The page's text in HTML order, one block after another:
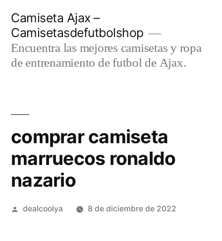
contenido
Camiseta Ajax –
Camisetasdefutbolshop
Encuentra las mejores camisetas y ropa
de entrenamiento de futbol de Ajax.
comprar camiseta
marruecos ronaldo
nazario
Publicado
dealcoolya 8 de diciembre de 2022